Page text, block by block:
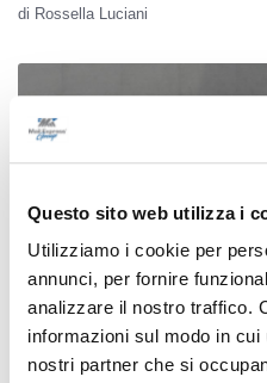
Questo sito web utilizza i
Utilizziamo i cookie per
annunci, per fornire
analizzare il nostro traffico.
informazioni sul modo in
nostri partner che si
di Rossella Luciani